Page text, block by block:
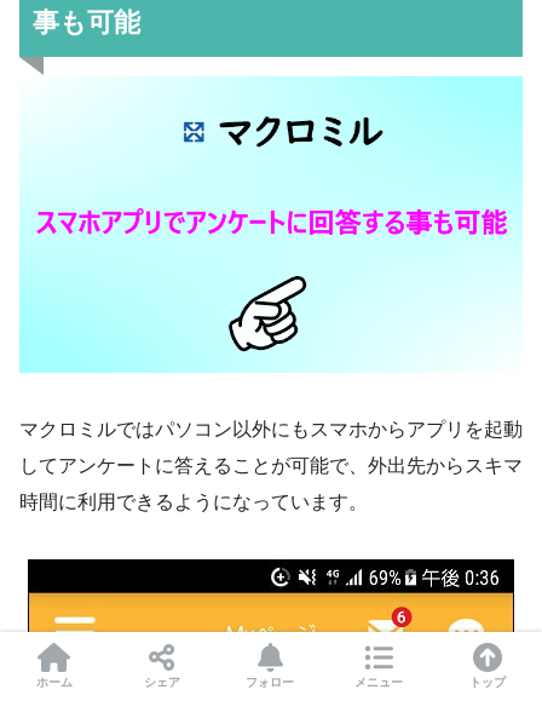
事も可能
マクロミルではパソコン以外にもスマホからアプリを起動
してアンケートに答えることが可能で、外出先からスキマ
時間に利用できるようになっています。
ホーム シェア フォロー メニュー トップ